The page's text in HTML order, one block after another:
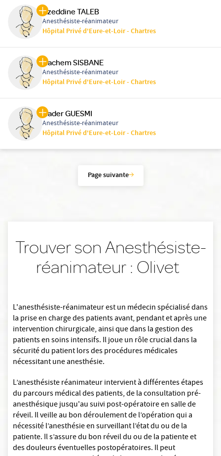
Azeddine TALEB
Anesthésiste-réanimateur
Hôpital Privé d'Eure-et-Loir - Chartres
Hachem SISBANE
Anesthésiste-réanimateur
Hôpital Privé d'Eure-et-Loir - Chartres
Nader GUESMI
Anesthésiste-réanimateur
Hôpital Privé d'Eure-et-Loir - Chartres
Page suivante
Trouver son Anesthésiste-
réanimateur : Olivet
L'anesthésiste-réanimateur est un médecin spécialisé dans
la prise en charge des patients avant, pendant et après une
intervention chirurgicale, ainsi que dans la gestion des
patients en soins intensifs. Il joue un rôle crucial dans la
sécurité du patient lors des procédures médicales
nécessitant une anesthésie.
L’anesthésiste réanimateur intervient à différentes étapes
du parcours médical des patients, de la consultation pré-
anesthésique jusqu'au suivi post-opératoire en salle de
réveil. Il veille au bon déroulement de l’opération qui a
nécessité l’anesthésie en surveillant l’état du ou de la
patiente. Il s’assure du bon réveil du ou de la patiente et
des douleurs éventuelles postopératoires. Il peut